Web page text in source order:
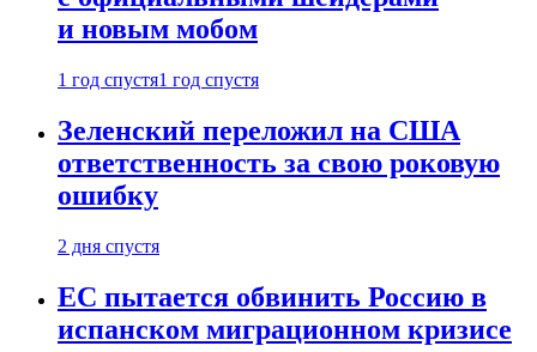
и новым мобом
1 год спустя1 год спустя
Зеленский переложил на США
ответственность за свою роковую
ошибку
2 дня спустя
ЕС пытается обвинить Россию в
испанском миграционном кризисе